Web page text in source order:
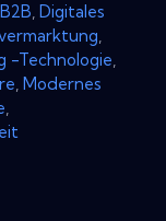
B2B Digitales
-Technologie
Modernes